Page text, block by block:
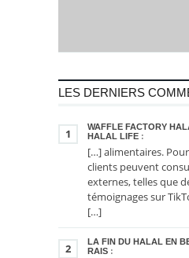
LES DERNIERS
1
WAFFLE FACTORY
HALAL LIFE :
[…] alimentaires.
clients peuvent
externes, telles que
témoignages sur
[…]
2
LA FIN DU HALAL EN
RAIS :